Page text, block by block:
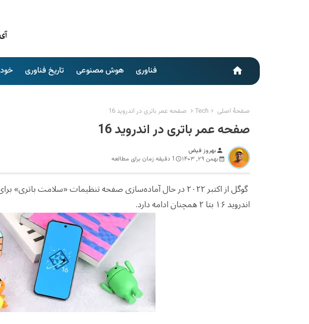
home فناوری هوش مصنوعی تاریخ فناوری
صفحهٔ اصلی Tech صفحه عمر باتری در اندروید 16
صفحه عمر باتری در اندروید 16
person بهروز فیض
بهمن ۲۹, ۱۴۰۳
1 دقیقه زمان برای مطالعه
گوگل از اکتبر ۲۰۲۲ در حال آماده‌سازی صفحه تنظیمات «سلامت
اندروید ۱۶ بتا ۲ همچنان ادامه دارد.